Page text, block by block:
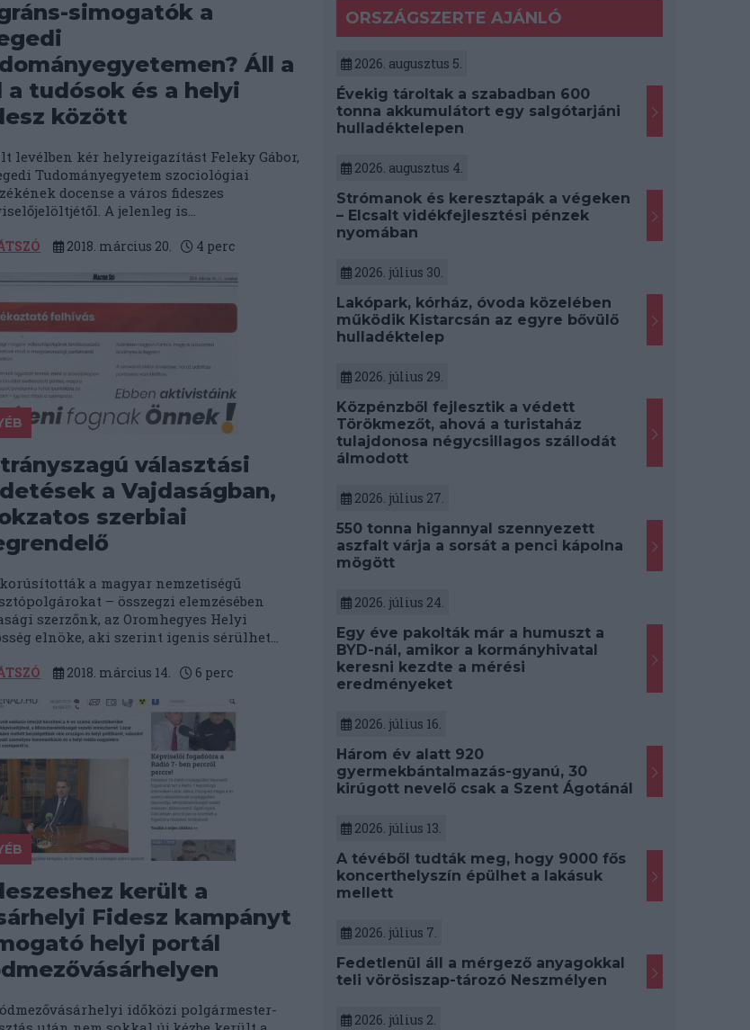
simogatók a
Áll a
a tudósok és a helyi
között
levélben kér helyreigazítást Feleky Gábor,
Tudományegyetem szociológiai
docense a város fideszes
A jelenleg is...
2018. március 20. 4 perc
választási
a Vajdaságban,
szerbiai
a magyar nemzetiségű
– összegzi elemzésében
szerzőnk, az Oromhegyes Helyi
elnöke, aki szerint igenis sérülhet...
2018. március 14. 6 perc
került a
Fidesz kampányt
helyi portál
időközi polgármester-
ORSZÁGSZERTE AJÁNLÓ
2026. augusztus 5.
Évekig tároltak a szabadban 600
tonna akkumulátort egy salgótarjáni
hulladéktelepen
2026. augusztus 4.
Strómanok és keresztapák a végeken
– Elcsalt vidékfejlesztési pénzek
nyomában
2026. július 30.
Lakópark, kórház, óvoda közelében
működik Kistarcsán az egyre bővülő
hulladéktelep
2026. július 29.
Közpénzből fejlesztik a védett
Törökmezőt, ahová a turistaház
tulajdonosa négycsillagos szállodát
álmodott
2026. július 27.
550 tonna higannyal szennyezett
aszfalt várja a sorsát a penci kápolna
mögött
2026. július 24.
Egy éve pakolták már a humuszt a
BYD-nál, amikor a kormányhivatal
keresni kezdte a mérési
eredményeket
2026. július 16.
Három év alatt 920
gyermekbántalmazás-gyanú, 30
kirúgott nevelő csak a Szent Ágotánál
2026. július 13.
A tévéből tudták meg, hogy 9000 fős
koncerthelyszín épülhet a lakásuk
mellett
2026. július 7.
Fedetlenül áll a mérgező anyagokkal
teli vörösiszap-tározó Neszmélyen
2026. július 2.